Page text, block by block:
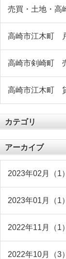
売買・土地・高
高崎市江木町
高崎市剣崎町
高崎市江木町
カテゴリ
アーカイブ
2023年02月（1）
2023年01月（1）
2022年11月（1）
2022年10月（3）